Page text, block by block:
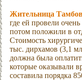
Жительница
где ей провели
потом положили в
Стоимость
тыс. дирхамов (3,1
должна была
которые оказывали
составила порядка